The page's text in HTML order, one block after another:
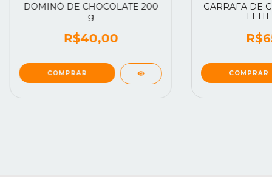
DOMINÓ DE CHOCOLATE 200
g
R$40,00
GARRAFA DE